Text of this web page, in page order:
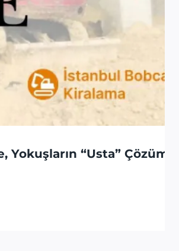
“Usta” Çözümü